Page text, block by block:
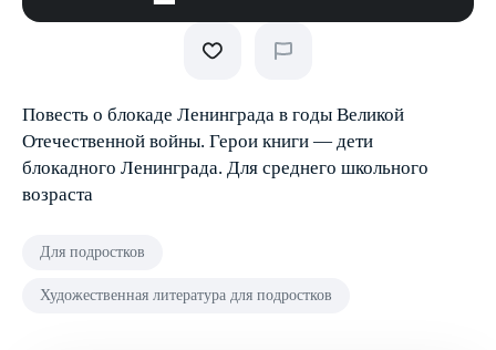
Повесть о блокаде Ленинграда в годы Великой
Отечественной войны. Герои книги — дети
блокадного Ленинграда. Для среднего школьного
возраста
Для подростков
Художественная литература для подростков